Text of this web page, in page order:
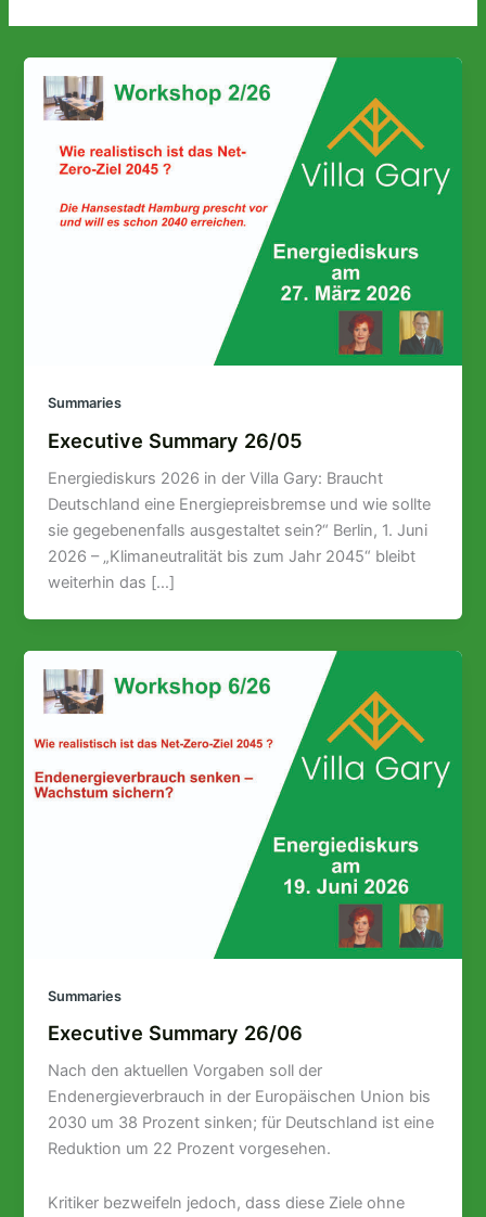
Summaries
Executive Summary 26/05
Energiediskurs 2026 in der Villa Gary: Braucht
Deutschland eine Energiepreisbremse und wie sollte
sie gegebenenfalls ausgestaltet sein?“ Berlin, 1. Juni
2026 – „Klimaneutralität bis zum Jahr 2045“ bleibt
weiterhin das […]
Summaries
Executive Summary 26/06
Nach den aktuellen Vorgaben soll der
Endenergieverbrauch in der Europäischen Union bis
2030 um 38 Prozent sinken; für Deutschland ist eine
Reduktion um 22 Prozent vorgesehen.
Kritiker bezweifeln jedoch, dass diese Ziele ohne